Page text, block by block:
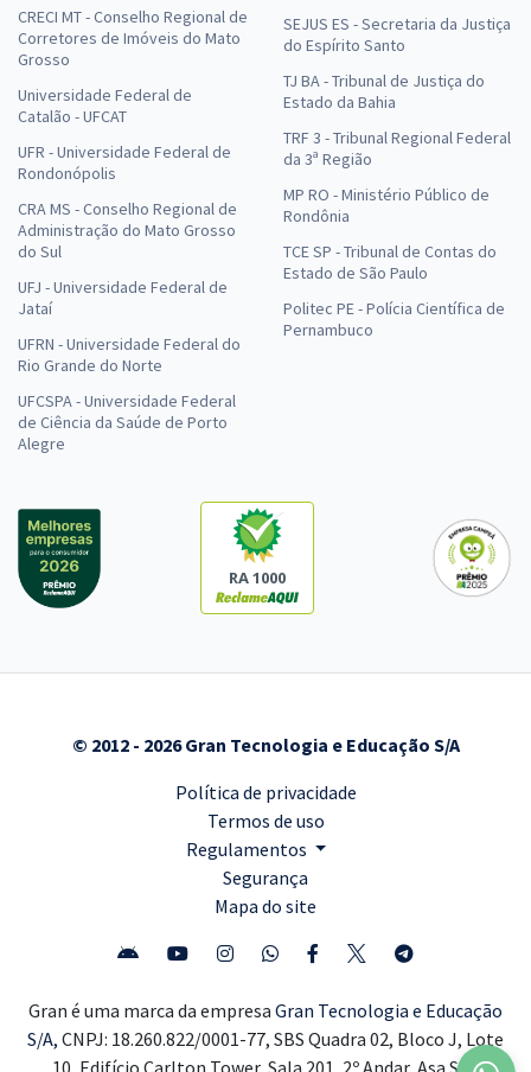
CRECI MT - Conselho Regional de
Corretores de Imóveis do Mato
Grosso
Universidade Federal de
Catalão - UFCAT
UFR - Universidade Federal de
Rondonópolis
CRA MS - Conselho Regional de
Administração do Mato Grosso
do Sul
UFJ - Universidade Federal de
Jataí
UFRN - Universidade Federal do
Rio Grande do Norte
UFCSPA - Universidade Federal
de Ciência da Saúde de Porto
Alegre
SEJUS ES - Secretaria da Justiça
do Espírito Santo
TJ BA - Tribunal de Justiça do
Estado da Bahia
TRF 3 - Tribunal Regional Federal
da 3ª Região
MP RO - Ministério Público de
Rondônia
TCE SP - Tribunal de Contas do
Estado de São Paulo
Politec PE - Polícia Científica de
Pernambuco
RA 1000
© 2012 - 2026 Gran Tecnologia e Educação S/A
Política de privacidade
Termos de uso
Regulamentos
Segurança
Mapa do site
Gran é uma marca da empresa Gran Tecnologia e Educação
S/A, CNPJ: 18.260.822/0001-77, SBS Quadra 02, Bloco J, Lote
10, Edifício Carlton Tower, Sala 201, 2º Andar, Asa Sul,